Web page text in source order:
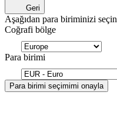
Geri
Aşağıdan para biriminizi seçin
Coğrafi bölge
Para birimi
Para birimi seçimimi onayla